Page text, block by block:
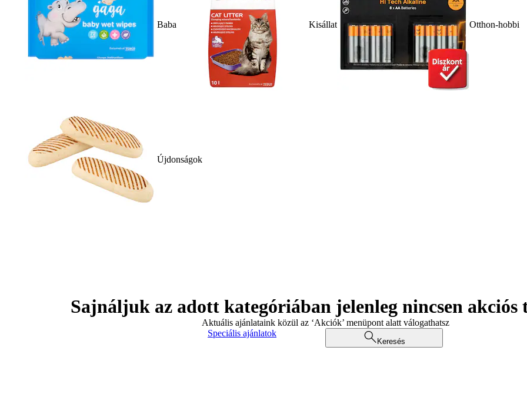
Baba Kisállat Otthon-hobbi
Újdonságok
Sajnáljuk az adott kategóriában jelenleg nincsen akciós
Aktuális ajánlataink közül az ‘Akciók’ menüpont alatt válogathatsz
Speciális ajánlatok
Keresés